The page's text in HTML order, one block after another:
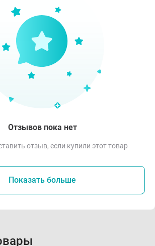
Отзывов пока нет
отзыв, если купили этот товар
Показать больше